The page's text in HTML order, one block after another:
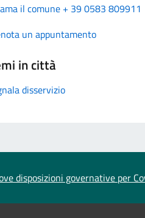
il comune + 39 0583 809911
un appuntamento
in città
disservizio
disposizioni governative per